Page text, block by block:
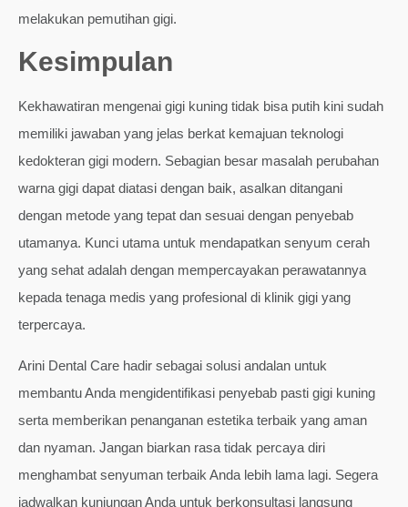
melakukan pemutihan gigi.
Kesimpulan
Kekhawatiran mengenai gigi kuning tidak bisa putih kini sudah
memiliki jawaban yang jelas berkat kemajuan teknologi
kedokteran gigi modern. Sebagian besar masalah perubahan
warna gigi dapat diatasi dengan baik, asalkan ditangani
dengan metode yang tepat dan sesuai dengan penyebab
utamanya. Kunci utama untuk mendapatkan senyum cerah
yang sehat adalah dengan mempercayakan perawatannya
kepada tenaga medis yang profesional di klinik gigi yang
terpercaya.
Arini Dental Care hadir sebagai solusi andalan untuk
membantu Anda mengidentifikasi penyebab pasti gigi kuning
serta memberikan penanganan estetika terbaik yang aman
dan nyaman. Jangan biarkan rasa tidak percaya diri
menghambat senyuman terbaik Anda lebih lama lagi. Segera
jadwalkan kunjungan Anda untuk berkonsultasi langsung